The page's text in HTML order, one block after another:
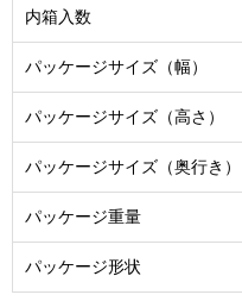
内箱入数
パッケージサイズ（幅）
パッケージサイズ（高さ）
パッケージサイズ（奥行き）
パッケージ重量
パッケージ形状